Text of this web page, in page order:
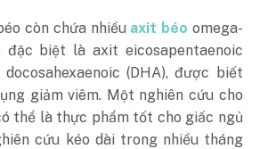
còn chứa nhiều axit béo omega-
đặc biệt là axit eicosapentaenoic
(DHA), được biết
giảm viêm. Một nghiên cứu cho
thể là thực phẩm tốt cho giấc ngủ
cứu kéo dài trong nhiều tháng